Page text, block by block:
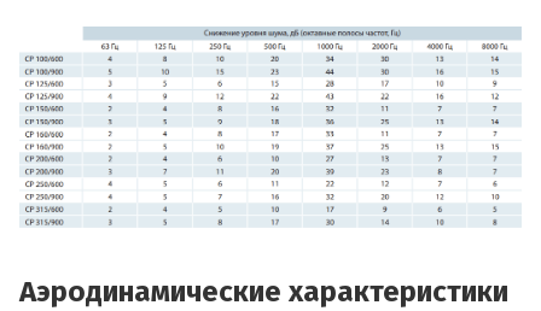
Аэродинамические характеристики